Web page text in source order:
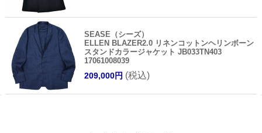
SEASE（シーズ）
ELLEN BLAZER2.0 リネンコットンヘリンボーン
スタンドカラージャケット JB033TN403
17061008039
209,000円 (税込)